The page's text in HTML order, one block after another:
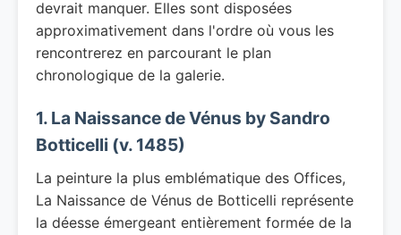
devrait manquer. Elles sont disposées
approximativement dans l'ordre où vous les
rencontrerez en parcourant le plan
chronologique de la galerie.
1. La Naissance de Vénus by Sandro
Botticelli (v. 1485)
La peinture la plus emblématique des Offices,
La Naissance de Vénus de Botticelli représente
la déesse émergeant entièrement formée de la